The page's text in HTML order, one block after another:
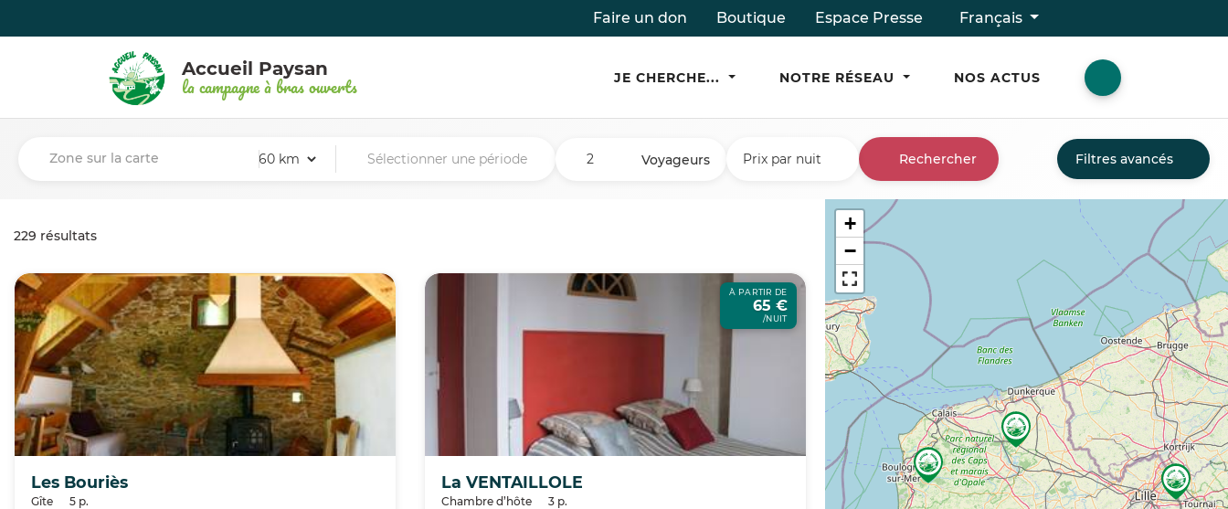
Faire un don Boutique Espace Presse Français
Accueil Paysan
la campagne à bras ouverts JE CHERCHE... NOTRE RÉSEAU NOS ACTUS
Zone sur la carte Voyageurs Prix par nuit Rechercher Filtres avancés
229 résultats
Les Bouriès
Gîte
5 p.
À PARTIR DE
65 €
/NUIT
La VENTAILLOLE
Chambre d’hôte
3 p.
+
−